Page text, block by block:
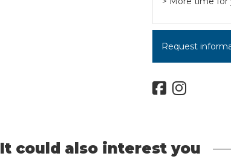
Request
It could also interest you